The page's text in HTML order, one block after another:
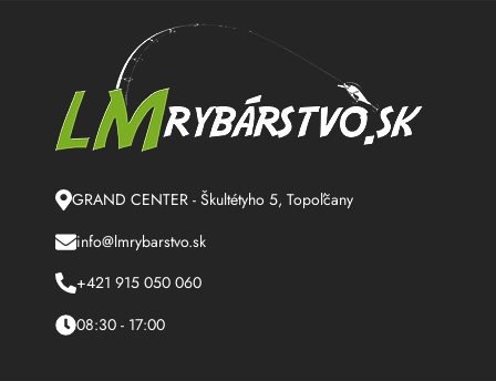
GRAND CENTER - Škultétyho 5, Topoľčany
info@lmrybarstvo.sk
+421 915 050 060
08:30 - 17:00